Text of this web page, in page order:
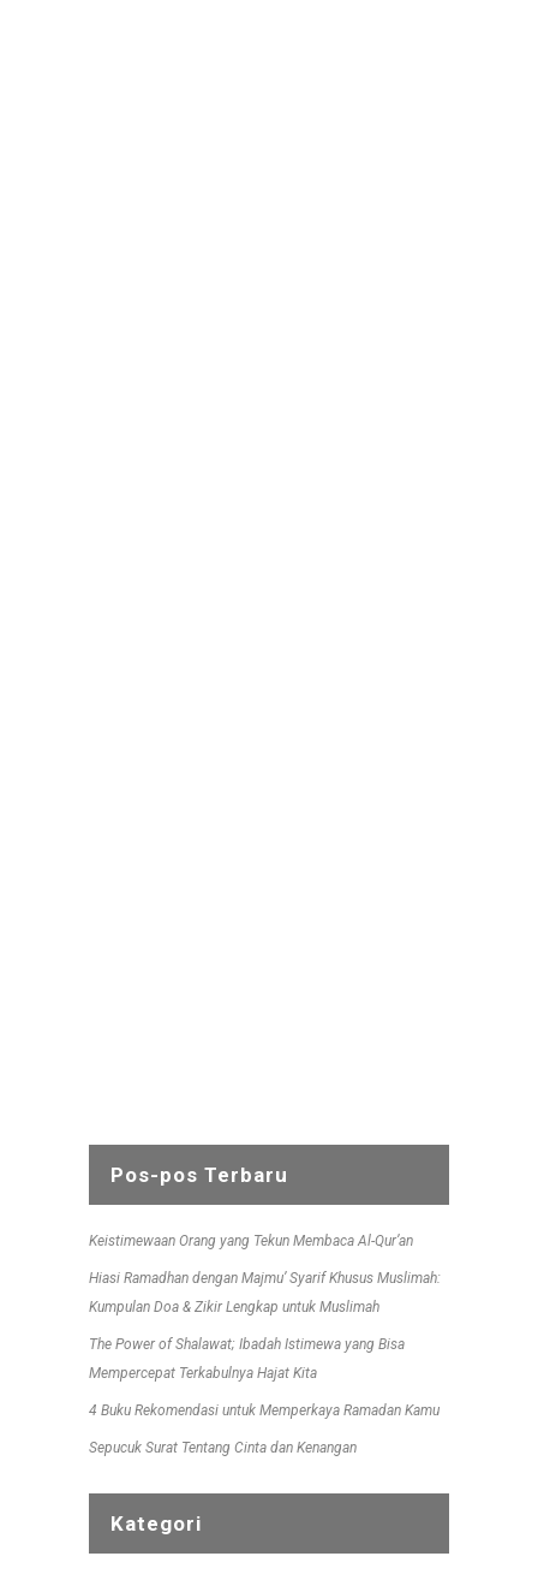
Pos-pos Terbaru
Keistimewaan Orang yang Tekun Membaca Al-Qur’an
Hiasi Ramadhan dengan Majmu’ Syarif Khusus Muslimah:
Kumpulan Doa & Zikir Lengkap untuk Muslimah
The Power of Shalawat; Ibadah Istimewa yang Bisa
Mempercepat Terkabulnya Hajat Kita
4 Buku Rekomendasi untuk Memperkaya Ramadan Kamu
Sepucuk Surat Tentang Cinta dan Kenangan
Kategori